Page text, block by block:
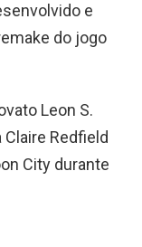
e
do jogo
Leon S.
Redfield
City durante